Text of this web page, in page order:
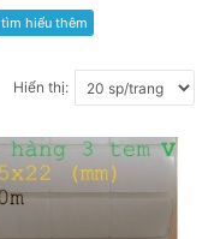
tìm hiểu thêm
Hiển thị: